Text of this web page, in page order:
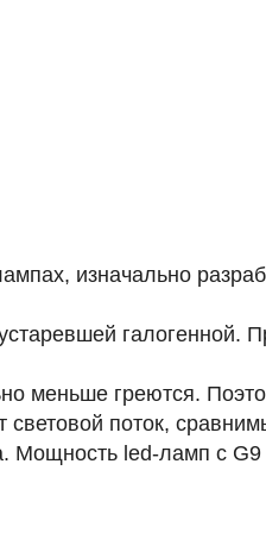
изначально
галогенной.
меньше греются.
световой поток,
Мощность led-ламп с G9